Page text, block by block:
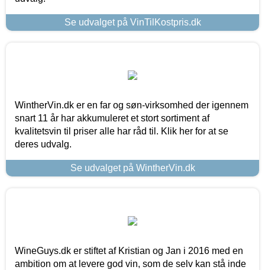
Se udvalget på VinTilKostpris.dk
WintherVin.dk er en far og søn-virksomhed der igennem
snart 11 år har akkumuleret et stort sortiment af
kvalitetsvin til priser alle har råd til. Klik her for at se
deres udvalg.
Se udvalget på WintherVin.dk
WineGuys.dk er stiftet af Kristian og Jan i 2016 med en
ambition om at levere god vin, som de selv kan stå inde